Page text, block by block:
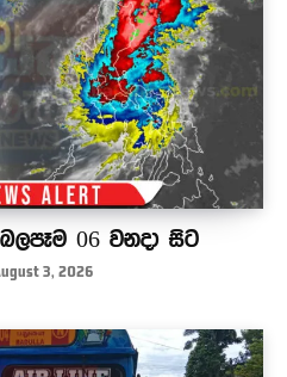
06 වනදා සිට
3, 2026